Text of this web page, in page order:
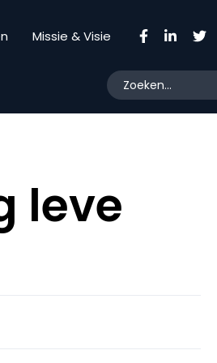
Missie & Visie
leve